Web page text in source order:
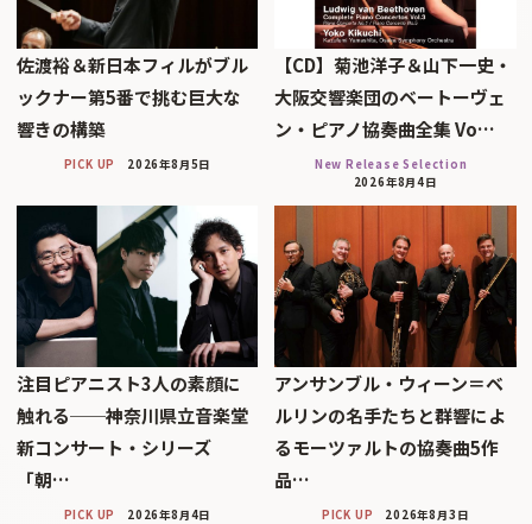
佐渡裕＆新日本フィルがブル
ックナー第5番で挑む巨大な
響きの構築
PICK UP 2026年8月5日
【CD】菊池洋子＆山下一史・
大阪交響楽団のベートーヴェ
ン・ピアノ協奏曲全集 Vo…
New Release Selection
2026年8月4日
注目ピアニスト3人の素顔に
触れる──神奈川県立音楽堂
新コンサート・シリーズ
「朝…
PICK UP 2026年8月4日
アンサンブル・ウィーン＝ベ
ルリンの名手たちと群響によ
るモーツァルトの協奏曲5作
品…
PICK UP 2026年8月3日